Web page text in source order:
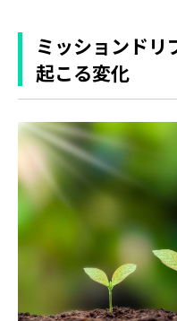
ミッションドリ
起こる変化